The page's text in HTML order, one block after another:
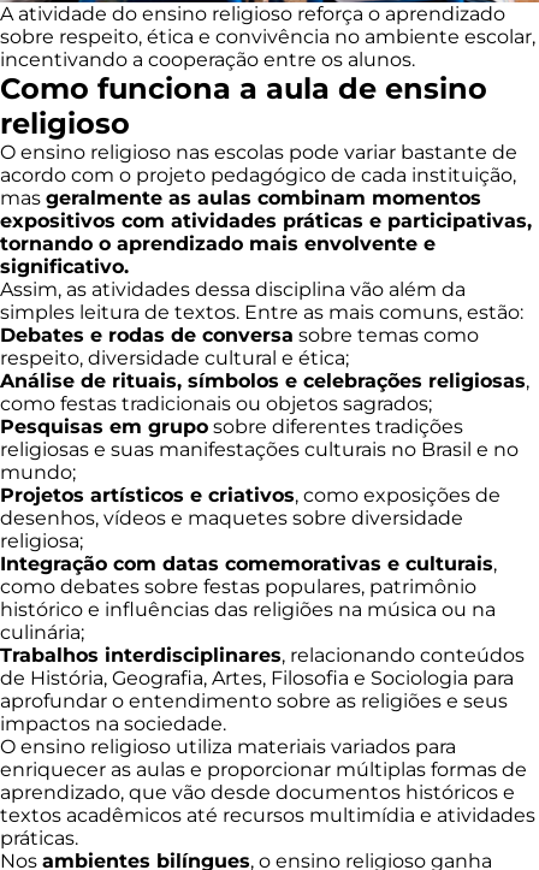
A atividade do ensino religioso reforça o aprendizado
sobre respeito, ética e convivência no ambiente escolar,
incentivando a cooperação entre os alunos.
Como funciona a aula de ensino
religioso
O ensino religioso nas escolas pode variar bastante de
acordo com o projeto pedagógico de cada instituição,
mas geralmente as aulas combinam momentos
expositivos com atividades práticas e participativas,
tornando o aprendizado mais envolvente e
significativo.
Assim, as atividades dessa disciplina vão além da
simples leitura de textos. Entre as mais comuns, estão:
Debates e rodas de conversa sobre temas como
respeito, diversidade cultural e ética;
Análise de rituais, símbolos e celebrações religiosas,
como festas tradicionais ou objetos sagrados;
Pesquisas em grupo sobre diferentes tradições
religiosas e suas manifestações culturais no Brasil e no
mundo;
Projetos artísticos e criativos, como exposições de
desenhos, vídeos e maquetes sobre diversidade
religiosa;
Integração com datas comemorativas e culturais,
como debates sobre festas populares, patrimônio
histórico e influências das religiões na música ou na
culinária;
Trabalhos interdisciplinares, relacionando conteúdos
de História, Geografia, Artes, Filosofia e Sociologia para
aprofundar o entendimento sobre as religiões e seus
impactos na sociedade.
O ensino religioso utiliza materiais variados para
enriquecer as aulas e proporcionar múltiplas formas de
aprendizado, que vão desde documentos históricos e
textos acadêmicos até recursos multimídia e atividades
práticas.
Nos ambientes bilíngues, o ensino religioso ganha